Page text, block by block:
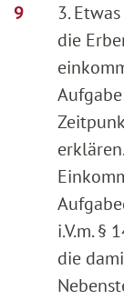
3.
die
i.V.m. §
die